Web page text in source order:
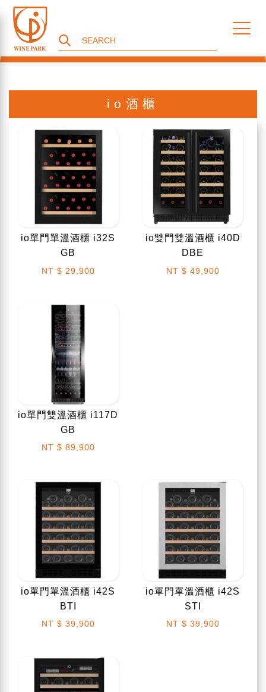
io酒櫃
io單門單溫酒櫃 i32S
GB
NT $ 29,900
io雙門雙溫酒櫃 i40D
DBE
NT $ 49,900
io單門雙溫酒櫃 i117D
GB
NT $ 89,900
io單門單溫酒櫃 i42S
BTI
NT $ 39,900
io單門單溫酒櫃 i42S
STI
NT $ 39,900